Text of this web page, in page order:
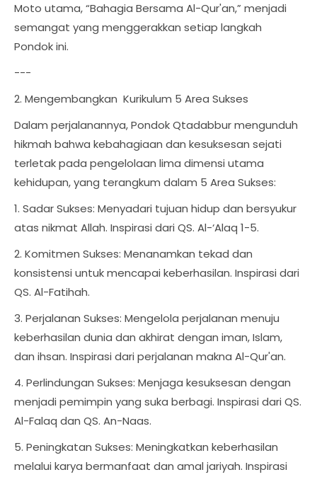
Moto utama, “Bahagia Bersama Al-Qur'an,” menjadi
semangat yang menggerakkan setiap langkah
Pondok ini.
---
2. Mengembangkan Kurikulum 5 Area Sukses
Dalam perjalanannya, Pondok Qtadabbur mengunduh
hikmah bahwa kebahagiaan dan kesuksesan sejati
terletak pada pengelolaan lima dimensi utama
kehidupan, yang terangkum dalam 5 Area Sukses:
1. Sadar Sukses: Menyadari tujuan hidup dan bersyukur
atas nikmat Allah. Inspirasi dari QS. Al-‘Alaq 1-5.
2. Komitmen Sukses: Menanamkan tekad dan
konsistensi untuk mencapai keberhasilan. Inspirasi dari
QS. Al-Fatihah.
3. Perjalanan Sukses: Mengelola perjalanan menuju
keberhasilan dunia dan akhirat dengan iman, Islam,
dan ihsan. Inspirasi dari perjalanan makna Al-Qur'an.
4. Perlindungan Sukses: Menjaga kesuksesan dengan
menjadi pemimpin yang suka berbagi. Inspirasi dari QS.
Al-Falaq dan QS. An-Naas.
5. Peningkatan Sukses: Meningkatkan keberhasilan
melalui karya bermanfaat dan amal jariyah. Inspirasi